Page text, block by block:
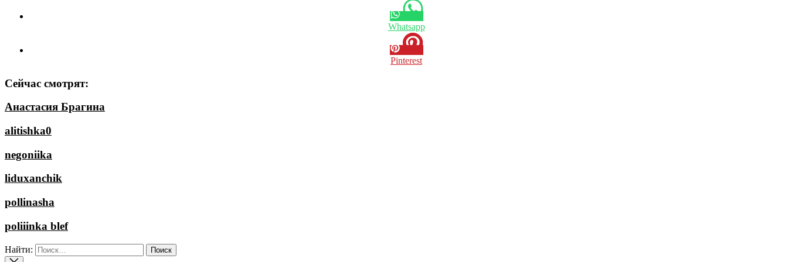
Whatsapp
Pinterest
Сейчас смотрят:
Анастасия Брагина
alitishka0
negoniika
liduxanchik
pollinasha
poliiinka blef
Найти: